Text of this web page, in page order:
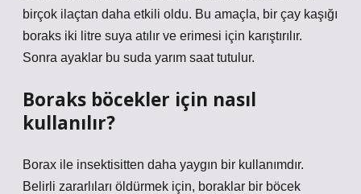
birçok ilaçtan daha etkili oldu. Bu amaçla, bir çay kaşığı
boraks iki litre suya atılır ve erimesi için karıştırılır.
Sonra ayaklar bu suda yarım saat tutulur.
Boraks böcekler için nasıl
kullanılır?
Borax ile insektisitten daha yaygın bir kullanımdır.
Belirli zararlıları öldürmek için, boraklar bir böcek